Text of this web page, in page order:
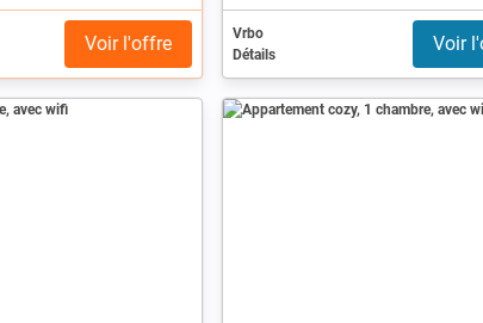
Voir l'offre
Vrbo
Détails
Voir